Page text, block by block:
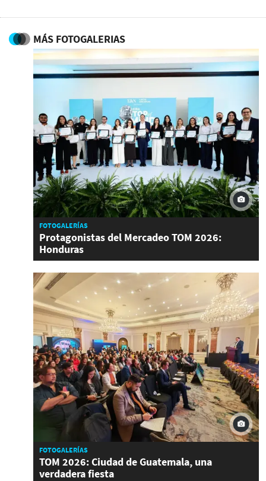
MÁS FOTOGALERIAS
FOTOGALERÍAS
Protagonistas del Mercadeo TOM 2026:
Honduras
FOTOGALERÍAS
TOM 2026: Ciudad de Guatemala, una
verdadera fiesta